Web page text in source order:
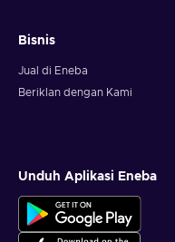
Bisnis
Jual di Eneba
Beriklan dengan Kami
Unduh Aplikasi Eneba